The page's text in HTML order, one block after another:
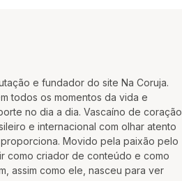
e fundador do site Na Coruja.
todos os momentos da vida e
no dia a dia. Vascaíno de coração
e internacional com olhar atento
Movido pela paixão pelo
como criador de conteúdo e como
assim como ele, nasceu para ver